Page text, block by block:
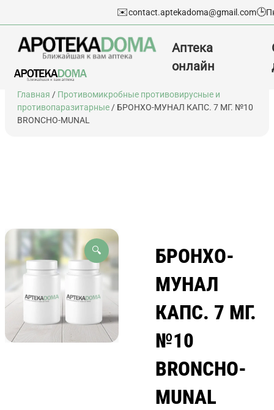
Перейти
содержимому
✉️contact.aptekadoma@gmail.com🕒
Аптека
онлайн
Главная / Противомикробные противовирусные и
противопаразитарные / БРОНХО-МУНАЛ КАПС. 7 МГ. №10
BRONCHO-MUNAL
🔍
БРОНХО-
МУНАЛ
КАПС. 7 МГ.
№10
BRONCHO-
MUNAL